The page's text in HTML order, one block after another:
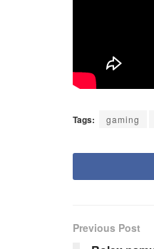
Tags: gaming
Previous Post